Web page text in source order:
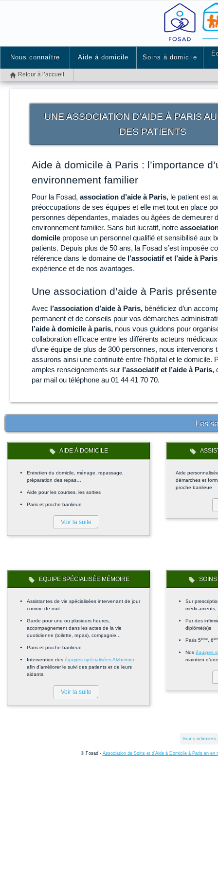
Nous connaître Aide à domicile Soins à domicile
Retour à l’accueil
UNE ASSOCIATION D’AIDE À PARIS
DES PATIENTS
Aide à domicile à Paris : l’importance
environnement familier
Pour la Fosad, association d’aide à Paris,le patient est
préoccupations de ses équipes et elle met tout en place
personnes dépendantes, malades ou âgées de demeurer
environnement familier. Sans but lucratif, notre
domicilepropose un personnel qualifié et sensibilisé aux
patients. Depuis plus de 50 ans, la Fosad s’est imposée
référence dans le domaine de l’associatif et l’aide à
expérience et de nos avantages.
Une association d’aide à Paris
Avec l’association d’aide à Paris,bénéficiez d’un
permanent et de conseils pour vos démarches
l’aide à domicile à paris,nous vous guidons pour
collaboration efficace entre les différents acteurs
d’une équipe de plus de 300 personnes, nous intervenons
assurons ainsi une continuité entre l’hôpital et le domicile.
amples renseignements sur l’associatif et l’aide à Paris,
par mail ou téléphone au 01 44 41 70 70.
Les
AIDE À DOMICILE
Entretien du domicile, ménage, repassage,
préparation des repas…
Aide pour les courses, les sorties
Paris et proche banlieue
Voir la suite
Aide
démarches et
proche banlieue
EQUIPE SPÉCIALISÉE MÉMOIRE
Assistantes de vie spécialisées intervenant de jour
comme de nuit.
Garde pour une ou plusieurs heures,
accompagnement dans les actes de la vie
quotidienne (toilette, repas), compagnie...
Paris et proche banlieue
Intervention des équipes spécialisées Alzheimer
afin d’améliorer le suivi des patients et de leurs
aidants.
Voir la suite
Sur
Par des
diplômé(e)s
Paris 5ème, 6
Noséquipes
maintien
Soins infirmiers
© Fosad - Association de Soins et d’Aide à Domicile à Paris en en